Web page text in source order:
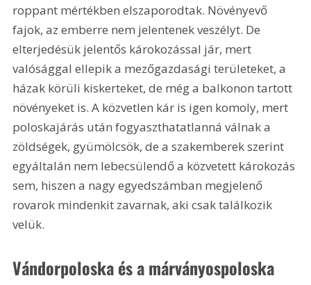
roppant mértékben elszaporodtak. Növényevő
fajok, az emberre nem jelentenek veszélyt. De
elterjedésük jelentős károkozással jár, mert
valósággal ellepik a mezőgazdasági területeket, a
házak körüli kiskerteket, de még a balkonon tartott
növényeket is. A közvetlen kár is igen komoly, mert
poloskajárás után fogyaszthatatlanná válnak a
zöldségek, gyümölcsök, de a szakemberek szerint
egyáltalán nem lebecsülendő a közvetett károkozás
sem, hiszen a nagy egyedszámban megjelenő
rovarok mindenkit zavarnak, aki csak találkozik
velük.
Vándorpoloska és a márványospoloska